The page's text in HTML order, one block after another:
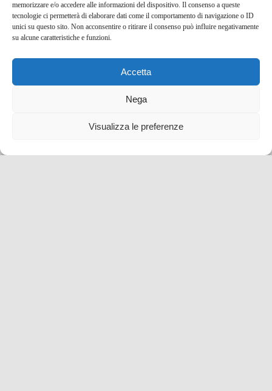
memorizzare e/o accedere alle informazioni del dispositivo. Il consenso a queste
tecnologie ci permetterà di elaborare dati come il comportamento di navigazione o ID
unici su questo sito. Non acconsentire o ritirare il consenso può influire negativamente
su alcune caratteristiche e funzioni.
Accetta
Nega
Visualizza le preferenze
Cosa vedere ad Asciano, borgo medievale delle Crete
Idee per un weekend